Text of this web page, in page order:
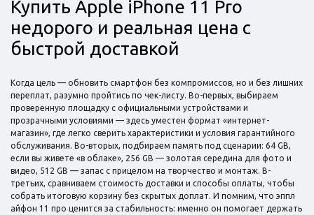
Купить Apple iPhone 11 Pro
недорого и реальная цена с
быстрой доставкой
Когда цель — обновить смартфон без компромиссов, но и без лишних
переплат, разумно пройтись по чек-листу. Во-первых, выбираем
проверенную площадку с официальными устройствами и
прозрачными условиями — здесь уместен формат «интернет-
магазин», где легко сверить характеристики и условия гарантийного
обслуживания. Во-вторых, подбираем память под сценарии: 64 GB,
если вы живете «в облаке», 256 GB — золотая середина для фото и
видео, 512 GB — запас с прицелом на творчество и монтаж. В-
третьих, сравниваем стоимость доставки и способы оплаты, чтобы
собрать итоговую корзину без скрытых доплат. И помним, что эппл
айфон 11 про ценится за стабильность: именно он помогает держать